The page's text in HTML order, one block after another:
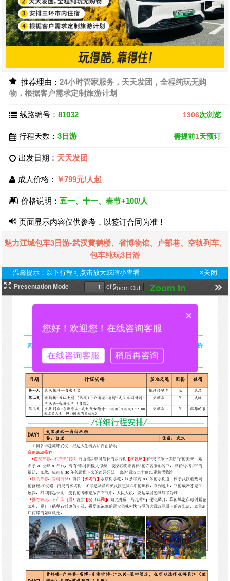
推荐理由： 24小时管家服务，天天发团，全程纯玩无购
物，根据客户需求定制旅游计划
线路编号： 81032 1306次浏览
行程天数： 3日游 需提前1天预订
出发日期： 天天发团
成人价格： ￥799元/人起
价格说明： 五一、十一、春节+100/人
页面显示内容仅供参考，以签订合同为准！
魅力江城包车3日游-武汉黄鹤楼、省博物馆、户部巷、空轨列车、
包车纯玩3日游
温馨提示：以下行程可点击放大或缩小查看 ×关闭
×
您好！欢迎您！在线咨询客服
在线咨询客服 稍后再咨询